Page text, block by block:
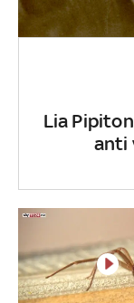
Lia
anti